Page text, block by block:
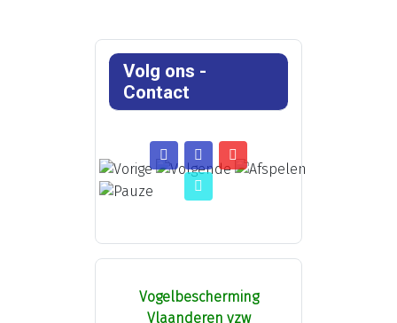
Volg ons -
Contact
Vogelbescherming
Vlaanderen vzw